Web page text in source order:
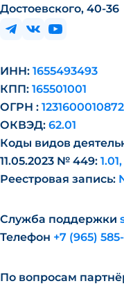
Достоевского, 40-36
ИНН: 1655493493
КПП: 165501001
ОГРН : 1231600010872
ОКВЭД: 62.01
Коды видов
11.05.2023 № 449:
Реестровая запись:
Служба поддержки
Телефон +7 (965) 585-
По вопросам